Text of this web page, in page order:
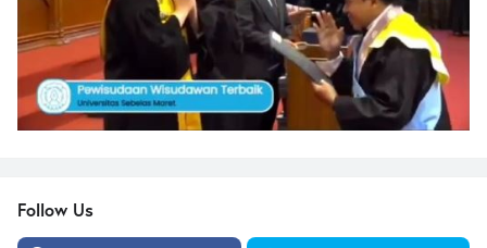
Follow Us